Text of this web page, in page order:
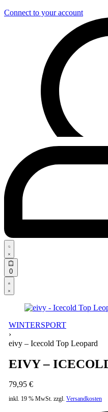
Connect to your account
Search
open
0Open
cart
Open
Account
details
WINTERSPORT
›
eivy – Icecold Top Leopard
EIVY –
79,95 €
inkl. 19 % MwSt. zzgl. Versandkosten